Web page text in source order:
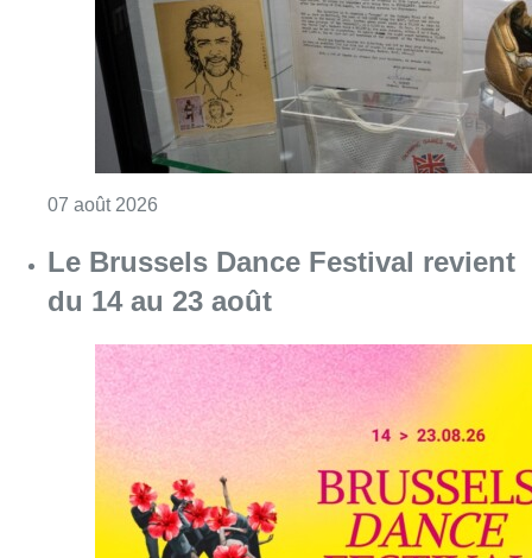
07 août 2026 Consulter l'article "Le Brussels Dance
Saint-Géry : un ancien bras de la
Senne et une ancienne brasserie